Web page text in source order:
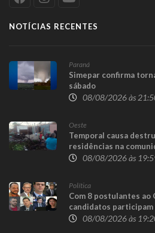
NOTÍCIAS RECENTES
Paraná
Simepar confirma
sábado
08/08/2026 às
Oeste
Temporal causa
residências na
Candói08/08/2026 às
Política
Com 8 postulantes ao
candidatos
08/08/2026 às